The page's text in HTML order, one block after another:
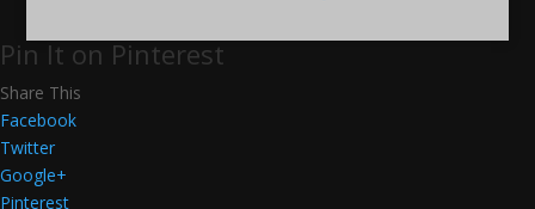
Pin It on Pinterest
Share This
Facebook
Twitter
Google+
Pinterest